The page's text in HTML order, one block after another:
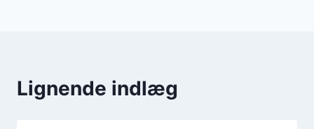
Lignende indlæg